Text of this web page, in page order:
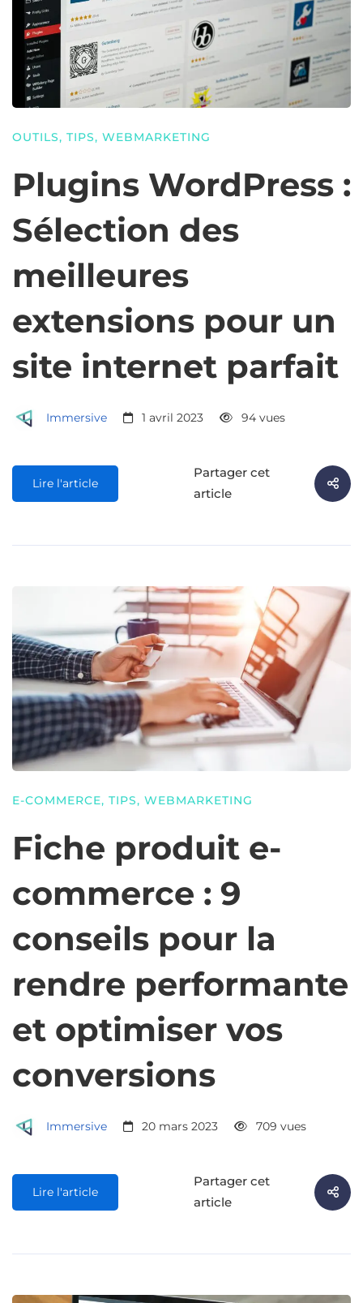
OUTILS, TIPS, WEBMARKETING
Plugins WordPress :
Sélection des
meilleures
extensions pour un
site internet parfait
Immersive 1 avril 2023 94 vues
Lire l'article
Partager cet
article
E-COMMERCE, TIPS, WEBMARKETING
Fiche produit e-
commerce : 9
conseils pour la
rendre performante
et optimiser vos
conversions
Immersive 20 mars 2023 709 vues
Lire l'article
Partager cet
article